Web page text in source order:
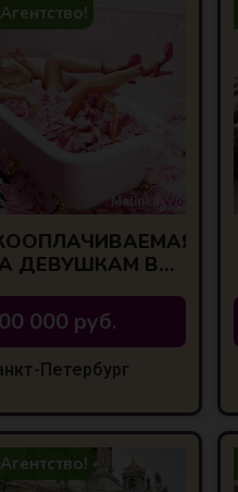
ДЕВУШКАМ В
УСЛОВИЯ
000 руб.
Петербург